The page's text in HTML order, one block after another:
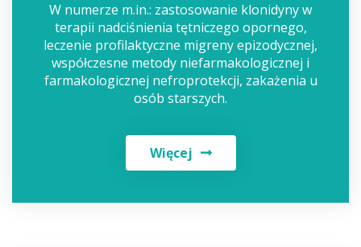
W numerze m.in.: zastosowanie klonidyny w
terapii nadciśnienia tętniczego opornego,
leczenie profilaktyczne migreny epizodycznej,
współczesne metody niefarmakologicznej i
farmakologicznej nefroprotekcji, zakażenia u
osób starszych.
Więcej